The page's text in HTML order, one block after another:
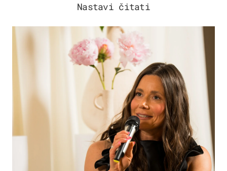
Nastavi čitati
MODA & LJEPOTA